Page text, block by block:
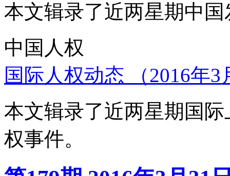
本文辑录了近两星期中
中国人权
国际人权动态 （2016年
本文辑录了近两星期国
权事件。